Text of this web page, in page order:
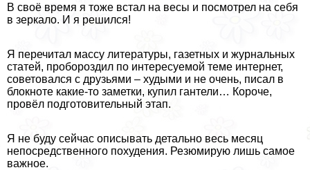
В своё время я тоже встал на весы и посмотрел на себя
в зеркало. И я решился!
Я перечитал массу литературы, газетных и журнальных
статей, пробороздил по интересуемой теме интернет,
советовался с друзьями – худыми и не очень, писал в
блокноте какие-то заметки, купил гантели… Короче,
провёл подготовительный этап.
Я не буду сейчас описывать детально весь месяц
непосредственного похудения. Резюмирую лишь самое
важное.